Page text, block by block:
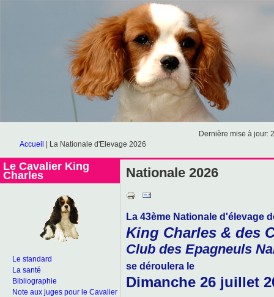
Accueil La Nationale d'Elevage 2026
Dernière mise à jour:
Le Cavalier King
Charles
Le standard
La santé
Bibliographie
Note aux juges pour le Cavalier
Nationale 2026
La 43ème Nationale d'élevage
King Charles & des
Club des Epagneuls
se déroulera le
Dimanche 26 juillet